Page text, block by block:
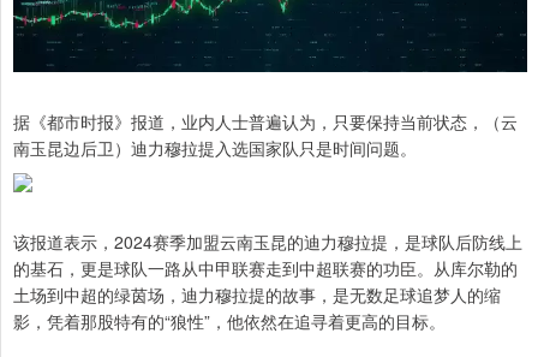
据《都市时报》报道，业内人士普遍认为，只要保持当前状态，（云
南玉昆边后卫）迪力穆拉提入选国家队只是时间问题。
该报道表示，2024赛季加盟云南玉昆的迪力穆拉提，是球队后防线上
的基石，更是球队一路从中甲联赛走到中超联赛的功臣。从库尔勒的
土场到中超的绿茵场，迪力穆拉提的故事，是无数足球追梦人的缩
影，凭着那股特有的“狼性”，他依然在追寻着更高的目标。